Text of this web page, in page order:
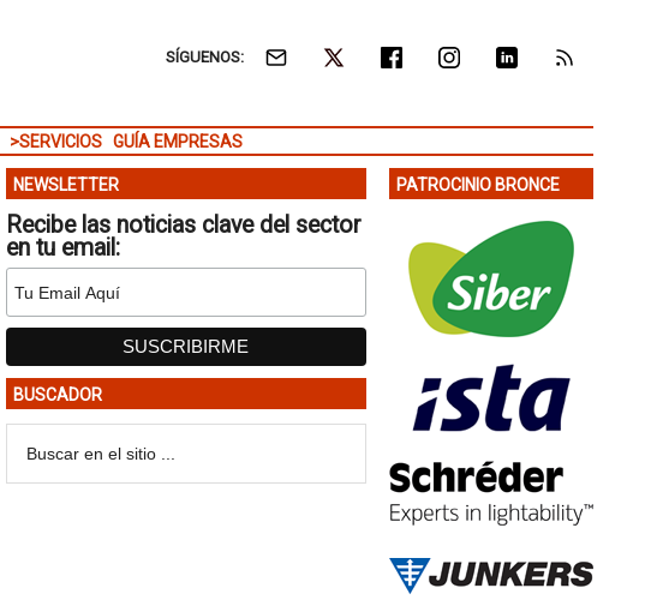
SÍGUENOS:
>SERVICIOS GUÍA EMPRESAS
NEWSLETTER
Recibe las noticias clave del sector
en tu email:
BUSCADOR
PATROCINIO BRONCE